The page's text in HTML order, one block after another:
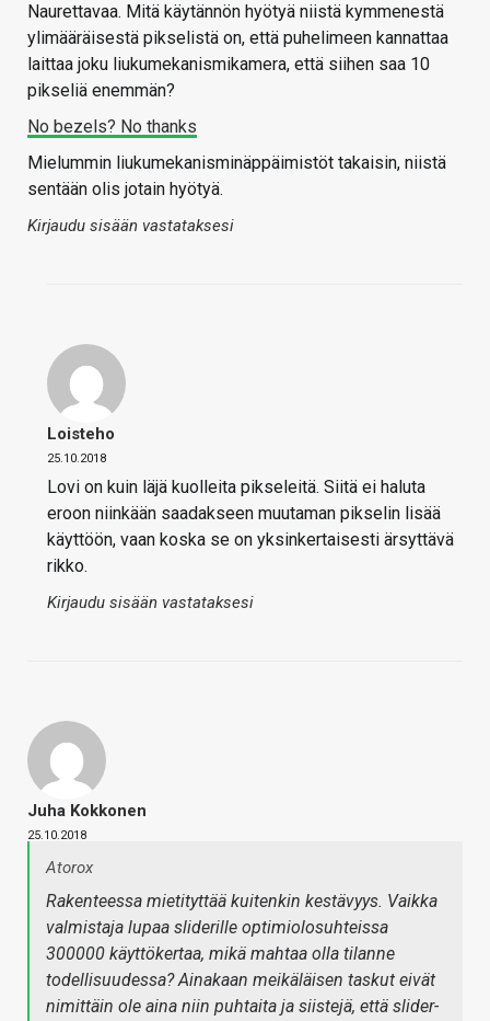
Naurettavaa. Mitä käytännön hyötyä niistä kymmenestä
ylimääräisestä pikselistä on, että puhelimeen kannattaa
laittaa joku liukumekanismikamera, että siihen saa 10
pikseliä enemmän?
No bezels? No thanks
Mielummin liukumekanisminäppäimistöt takaisin, niistä
sentään olis jotain hyötyä.
Kirjaudu sisään vastataksesi
Loisteho
25.10.2018
Lovi on kuin läjä kuolleita pikseleitä. Siitä ei haluta
eroon niinkään saadakseen muutaman pikselin lisää
käyttöön, vaan koska se on yksinkertaisesti ärsyttävä
rikko.
Kirjaudu sisään vastataksesi
Juha Kokkonen
25.10.2018
Atorox
Rakenteessa mietityttää kuitenkin kestävyys. Vaikka
valmistaja lupaa sliderille optimiolosuhteissa
300000 käyttökertaa, mikä mahtaa olla tilanne
todellisuudessa? Ainakaan meikäläisen taskut eivät
nimittäin ole aina niin puhtaita ja siistejä, että slider-